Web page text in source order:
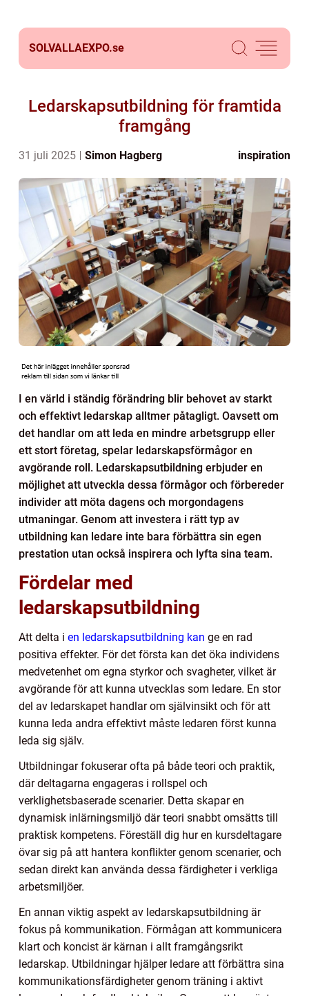
SOLVALLAEXPO.se
Ledarskapsutbildning för framtida
framgång
31 juli 2025 Simon Hagberg inspiration
I en värld i ständig förändring blir behovet av starkt
och effektivt ledarskap alltmer påtagligt. Oavsett om
det handlar om att leda en mindre arbetsgrupp eller
ett stort företag, spelar ledarskapsförmågor en
avgörande roll. Ledarskapsutbildning erbjuder en
möjlighet att utveckla dessa förmågor och förbereder
individer att möta dagens och morgondagens
utmaningar. Genom att investera i rätt typ av
utbildning kan ledare inte bara förbättra sin egen
prestation utan också inspirera och lyfta sina team.
Fördelar med
ledarskapsutbildning
Att delta i en ledarskapsutbildning kan ge en rad
positiva effekter. För det första kan det öka individens
medvetenhet om egna styrkor och svagheter, vilket är
avgörande för att kunna utvecklas som ledare. En stor
del av ledarskapet handlar om självinsikt och för att
kunna leda andra effektivt måste ledaren först kunna
leda sig själv.
Utbildningar fokuserar ofta på både teori och praktik,
där deltagarna engageras i rollspel och
verklighetsbaserade scenarier. Detta skapar en
dynamisk inlärningsmiljö där teori snabbt omsätts till
praktisk kompetens. Föreställ dig hur en kursdeltagare
övar sig på att hantera konflikter genom scenarier, och
sedan direkt kan använda dessa färdigheter i verkliga
arbetsmiljöer.
En annan viktig aspekt av ledarskapsutbildning är
fokus på kommunikation. Förmågan att kommunicera
klart och koncist är kärnan i allt framgångsrikt
ledarskap. Utbildningar hjälper ledare att förbättra sina
kommunikationsfärdigheter genom träning i aktivt